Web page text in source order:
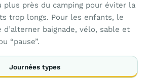
plus près du camping pour éviter la
trop longs. Pour les enfants, le
baignade, vélo, sable et
“pause”.
Journées types